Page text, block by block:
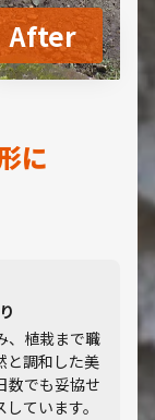
After
に
、植栽まで職
と調和した美
数でも妥協せ
ています。